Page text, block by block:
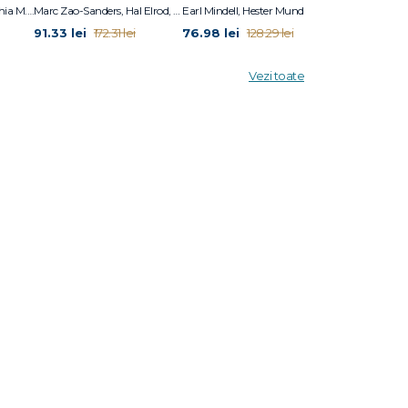
91.33 lei 172.31 lei 76.98 lei 128.29 lei
Vezi toate